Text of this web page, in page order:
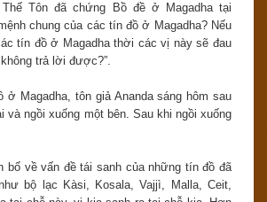
Tôn đã chứng Bồ đề ở Magadha tại
chung của các tín đồ ở Magadha? Nếu
tín đồ ở Magadha thời các vị này sẽ đau
trả lời được?”.
Magadha, tôn giả Ananda sáng hôm sau
ngồi xuống một bên. Sau khi ngồi xuống
bố về vấn đề tái sanh của những tín đồ đã
bộ lạc Kàsi, Kosala, Vajjì, Malla, Ceit,